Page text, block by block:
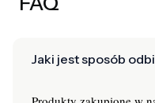
Jaki jest sposób